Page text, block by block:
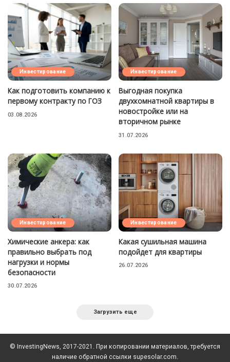
Инвестирование
Как подготовить компанию к
первому контракту по ГОЗ
03.08.2026
Инвестирование
Выгодная покупка
двухкомнатной квартиры в
новостройке или на
вторичном рынке
31.07.2026
Инвестирование
Химические анкера: как
правильно выбрать под
нагрузки и нормы
безопасности
30.07.2026
Инвестирование
Какая сушильная машина
подойдет для квартиры
26.07.2026
Загрузить еще
© InvestingNews, 2017-2021. При копировании материалов, требуется
наличие обратной ссылки supesolar.com.